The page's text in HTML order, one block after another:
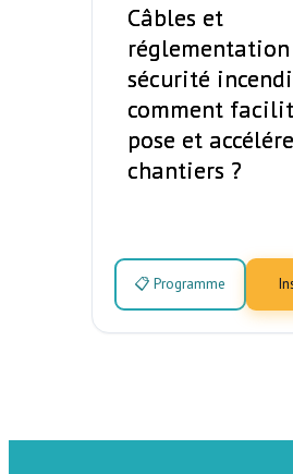
Câbles et
réglementation
sécurité
comment
pose et
chantiers ?
📋 Programme